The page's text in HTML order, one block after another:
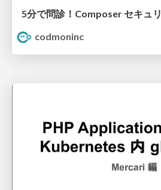
5分で問診！Composer セキュ
codmoninc